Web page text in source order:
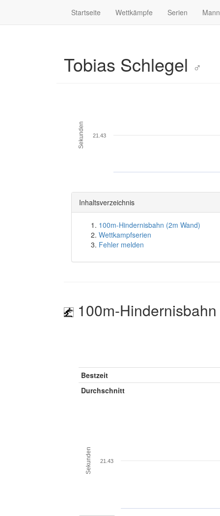
Startseite Wettkämpfe Serien
Tobias Schlegel ♂
Sekunden 21.43
Inhaltsverzeichnis
100m-Hindernisbahn (2m Wand)
Wettkampfserien
Fehler melden
100m-
Bestzeit
Durchschnitt
Sekunden 21.43